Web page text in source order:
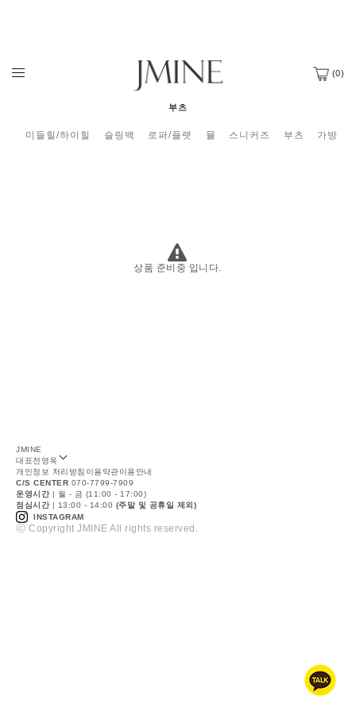
(0)
부츠
미들힐/하이힐 슬링백 로퍼/플랫 뮬 스니커즈 부츠 가방
상품 준비중 입니다.
JMINE
대표전영옥
개인정보 처리방침 이용약관이용안내
C/S CENTER 070-7799-7909
운영시간 | 월 - 금 (11:00 - 17:00)
점심시간 | 13:00 - 14:00 (주말 및 공휴일 제외)
INSTAGRAM
ⓒ Copyright JMINE All rights reserved.